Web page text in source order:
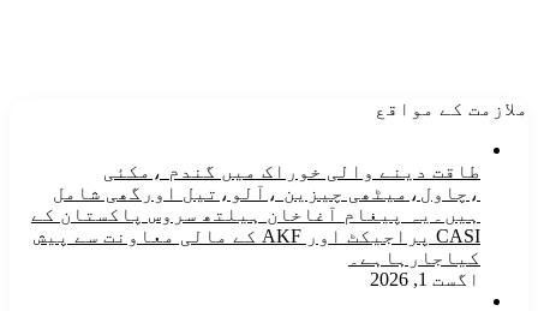
ملازمت کے مواقع
طاقت دینے والی خوراک میں گندم ،مکئی
،چاول،میٹھی چیزین ،آلو،تیل اورگھی شامل
ہیں۔یہ پیغام آغاخان ہیلتھ سروس پاکستان کے
CASI پراجیکٹ اور AKF کے مالی معاونت سے پیش
کیاجارہاہے۔
اگست 1, 2026